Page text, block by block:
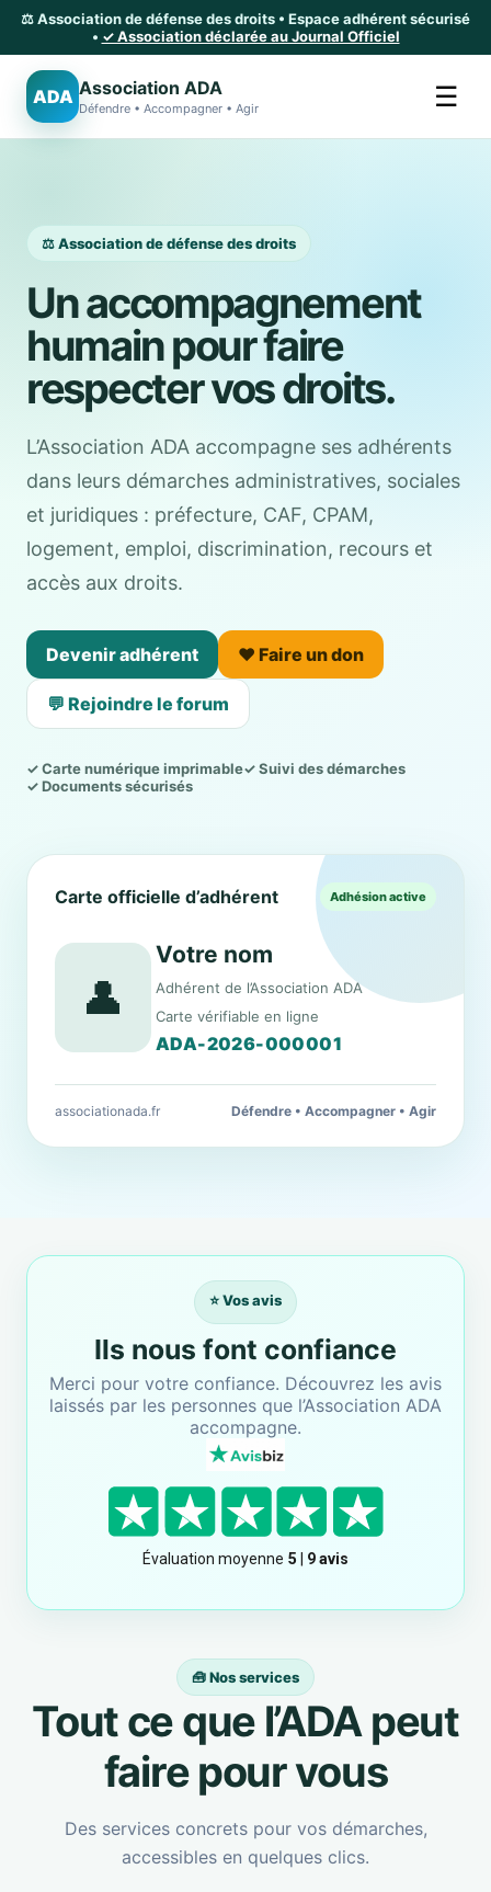
⚖️ Association de défense des droits • Espace adhérent sécurisé
• ✓ Association déclarée au Journal Officiel
ADA Association ADA
Défendre • Accompagner • Agir ☰
⚖️ Association de défense des droits
Un accompagnement
humain pour faire
respecter vos droits.
L’Association ADA accompagne ses adhérents
dans leurs démarches administratives, sociales
et juridiques : préfecture, CAF, CPAM,
logement, emploi, discrimination, recours et
accès aux droits.
Devenir adhérent ❤️ Faire un don
💬 Rejoindre le forum
✓ Carte numérique imprimable✓ Suivi des démarches
✓ Documents sécurisés
Carte officielle d’adhérent Adhésion active
👤
Votre nom
Adhérent de l’Association ADA
Carte vérifiable en ligne
ADA-2026-000001
associationada.fr Défendre • Accompagner • Agir
⭐ Vos avis
Ils nous font confiance
Merci pour votre confiance. Découvrez les avis
laissés par les personnes que l’Association ADA
accompagne.
🧰 Nos services
Tout ce que l’ADA peut
faire pour vous
Des services concrets pour vos démarches,
accessibles en quelques clics.